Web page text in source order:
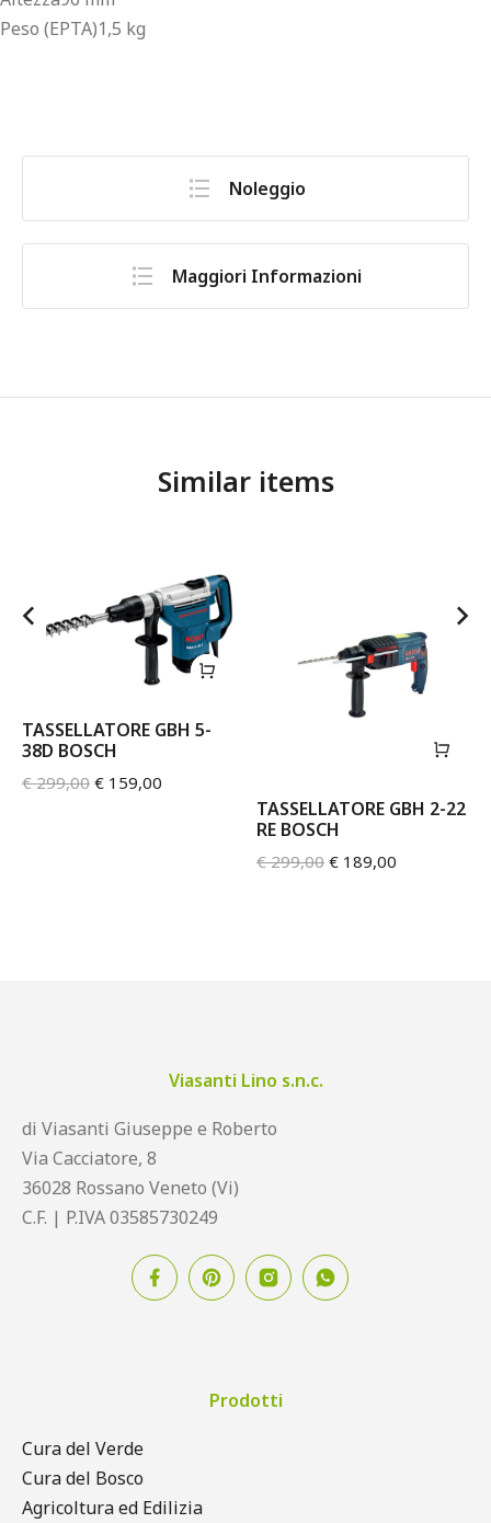
Peso (EPTA)1,5 kg
Noleggio
Maggiori Informazioni
Similar items
TASSELLATORE GBH 5-
38D BOSCH
€299,00 € 159,00
TASSELLATORE GBH 2-22
RE BOSCH
€299,00 € 189,00
Viasanti Lino s.n.c.
di Viasanti Giuseppe e Roberto
Via Cacciatore, 8
36028 Rossano Veneto (Vi)
C.F. | P.IVA 03585730249
Prodotti
Cura del Verde
Cura del Bosco
Agricoltura ed Edilizia